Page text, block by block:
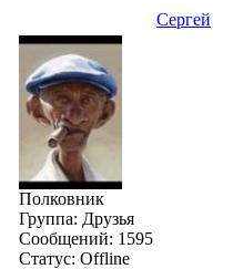
Сергей
Полковник
Группа: Друзья
Сообщений: 1595
Статус: Offline